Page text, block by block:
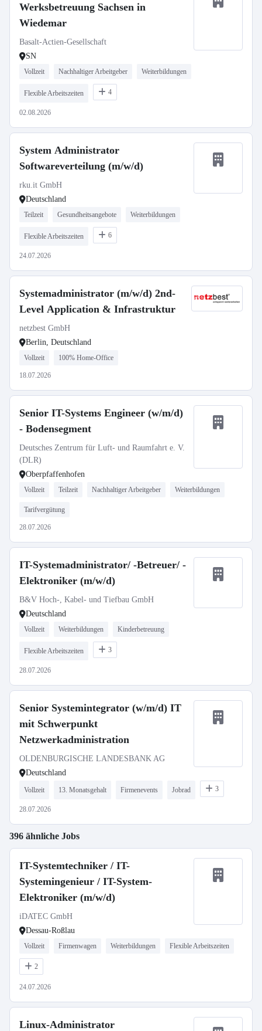
Werksbetreuung Sachsen in
Wiedemar
Basalt-Actien-Gesellschaft
SN
Vollzeit Nachhaltiger Arbeitgeber Weiterbildungen
Flexible Arbeitszeiten 4
02.08.2026
System Administrator
Softwareverteilung (m/w/d)
rku.it GmbH
Deutschland
Teilzeit Gesundheitsangebote Weiterbildungen
Flexible Arbeitszeiten 6
24.07.2026
Systemadministrator (m/w/d) 2nd-
Level Application & Infrastruktur
netzbest GmbH
Berlin, Deutschland
Vollzeit 100% Home-Office
18.07.2026
Senior IT-Systems Engineer (w/m/d)
- Bodensegment
Deutsches Zentrum für Luft- und Raumfahrt e. V.
(DLR)
Oberpfaffenhofen
Vollzeit Teilzeit Nachhaltiger Arbeitgeber Weiterbildungen
Tarifvergütung
28.07.2026
IT-Systemadministrator/ -Betreuer/ -
Elektroniker (m/w/d)
B&V Hoch-, Kabel- und Tiefbau GmbH
Deutschland
Vollzeit Weiterbildungen Kinderbetreuung
Flexible Arbeitszeiten 3
28.07.2026
Senior Systemintegrator (w/m/d) IT
mit Schwerpunkt
Netzwerkadministration
OLDENBURGISCHE LANDESBANK AG
Deutschland
Vollzeit 13. Monatsgehalt Firmenevents Jobrad 3
28.07.2026
396 ähnliche Jobs
IT-Systemtechniker / IT-
Systemingenieur / IT-System-
Elektroniker (m/w/d)
iDATEC GmbH
Dessau-Roßlau
Vollzeit Firmenwagen Weiterbildungen Flexible Arbeitszeiten
2
24.07.2026
Linux-Administrator